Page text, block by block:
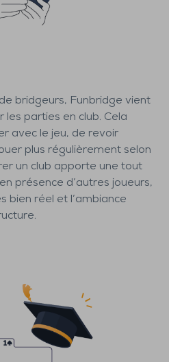
bridgeurs, Funbridge vient
parties en club. Cela
avec le jeu, de revoir
plus régulièrement selon
un club apporte une tout
présence d’autres joueurs,
bien réel et l’ambiance